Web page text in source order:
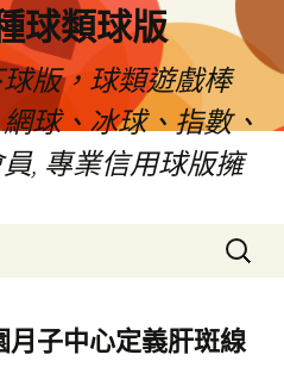
球類球版
版，球類遊戲棒
球、冰球、指數、
, 專業信用球版擁
搜
尋
鍵
字:
月子中心定義肝斑線